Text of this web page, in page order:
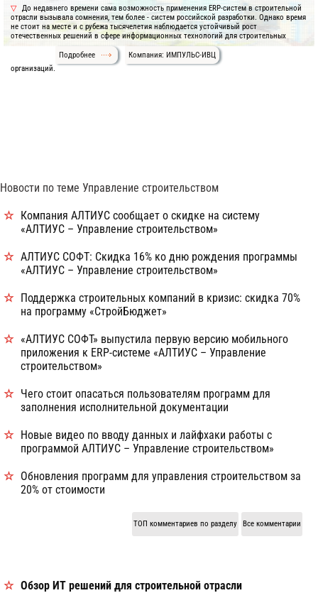
До недавнего времени сама возможность применения ERP-систем в строительной
отрасли вызывала сомнения, тем более - систем российской разработки. Однако время
не стоит на месте и с рубежа тысячелетия наблюдается устойчивый рост
отечественных решений в сфере информационных технологий для строительных
организаций.
Подробнее Компания: ИМПУЛЬС-ИВЦ
Новости по теме Управление строительством
Компания АЛТИУС сообщает о скидке на систему
«АЛТИУС – Управление строительством»
АЛТИУС СОФТ: Скидка 16% ко дню рождения программы
«АЛТИУС – Управление строительством»
Поддержка строительных компаний в кризис: скидка 70%
на программу «СтройБюджет»
«АЛТИУС СОФТ» выпустила первую версию мобильного
приложения к ERP-системе «АЛТИУС – Управление
строительством»
Чего стоит опасаться пользователям программ для
заполнения исполнительной документации
Новые видео по вводу данных и лайфхаки работы с
программой АЛТИУС – Управление строительством»
Обновления программ для управления строительством за
20% от стоимости
Все комментарии
ТОП комментариев по разделу
Обзор ИТ решений для строительной отрасли